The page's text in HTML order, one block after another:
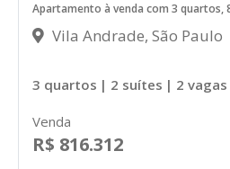
Apartamento à venda com 3 quartos,
Vila Andrade, São Paulo
3 quartos | 2 suítes | 2 vagas
Venda
R$ 816.312